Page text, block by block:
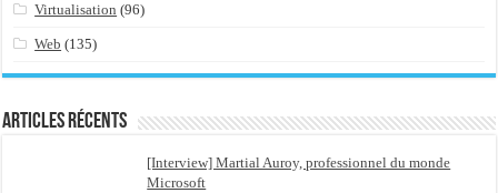
Virtualisation (96)
Web (135)
Articles récents
[Interview] Martial Auroy, professionnel du monde
Microsoft